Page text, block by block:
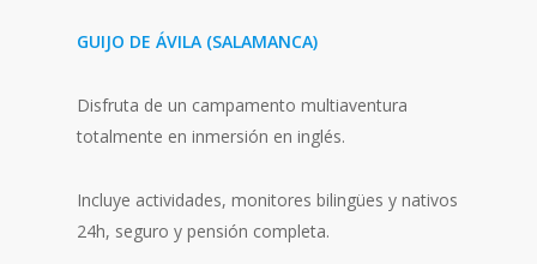
GUIJO DE ÁVILA (SALAMANCA)
Disfruta de un campamento multiaventura
totalmente en inmersión en inglés.
Incluye actividades, monitores bilingües y nativos
24h, seguro y pensión completa.